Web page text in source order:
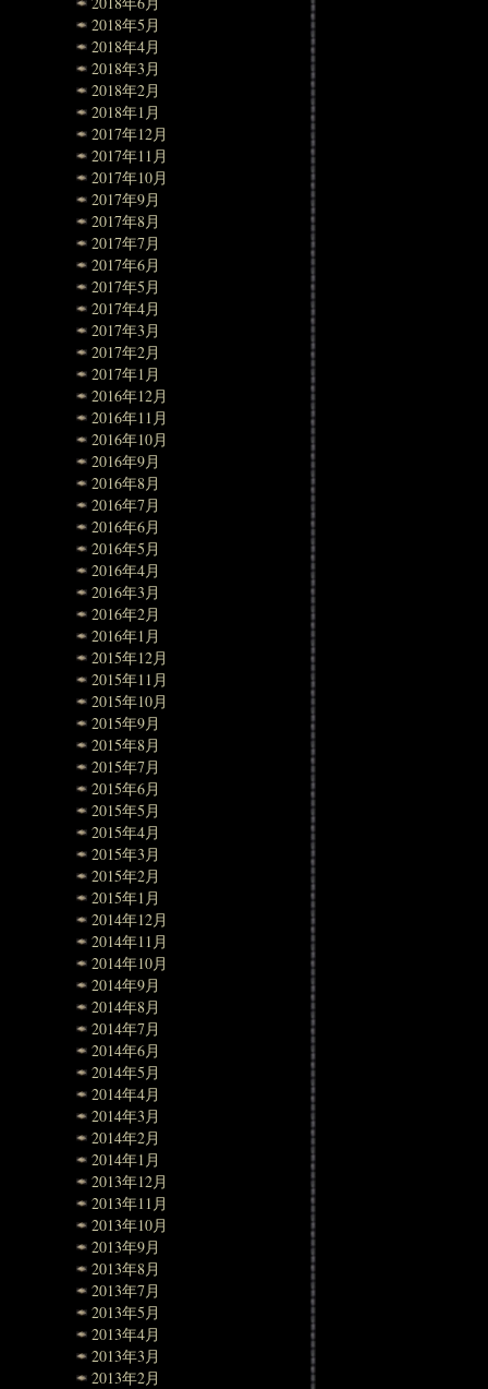
2018年5月
2018年4月
2018年3月
2018年2月
2018年1月
2017年12月
2017年11月
2017年10月
2017年9月
2017年8月
2017年7月
2017年6月
2017年5月
2017年4月
2017年3月
2017年2月
2017年1月
2016年12月
2016年11月
2016年10月
2016年9月
2016年8月
2016年7月
2016年6月
2016年5月
2016年4月
2016年3月
2016年2月
2016年1月
2015年12月
2015年11月
2015年10月
2015年9月
2015年8月
2015年7月
2015年6月
2015年5月
2015年4月
2015年3月
2015年2月
2015年1月
2014年12月
2014年11月
2014年10月
2014年9月
2014年8月
2014年7月
2014年6月
2014年5月
2014年4月
2014年3月
2014年2月
2014年1月
2013年12月
2013年11月
2013年10月
2013年9月
2013年8月
2013年7月
2013年5月
2013年4月
2013年3月
2013年2月